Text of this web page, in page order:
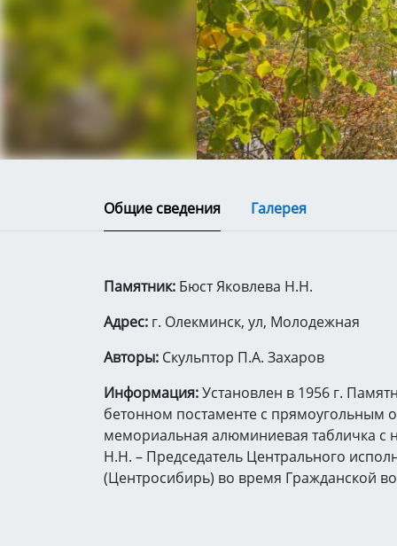
Общие сведения Галерея
Памятник: Бюст Яковлева Н.Н.
Адрес: г. Олекминск, ул, Молодежная
Авторы: Скульптор П.А. Захаров
Информация:Установлен в 1956 г.
бетонном постаменте с прямоугольным
мемориальная алюминиевая табличка с
Н.Н. – Председатель Центрального
(Центросибирь) во время Гражданской